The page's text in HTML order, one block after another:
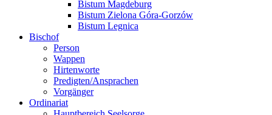
Bistum Magdeburg
Bistum Zielona Góra-Gorzów
Bistum Legnica
Bischof
Person
Wappen
Hirtenworte
Predigten/Ansprachen
Vorgänger
Ordinariat